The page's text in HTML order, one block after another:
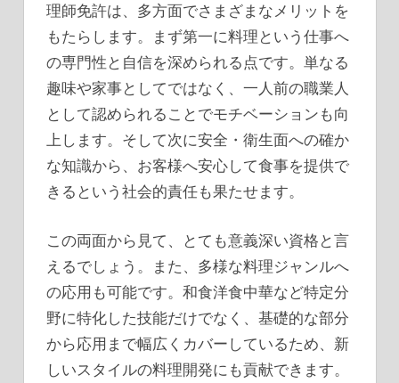
理師免許は、多方面でさまざまなメリットを
もたらします。まず第一に料理という仕事へ
の専門性と自信を深められる点です。単なる
趣味や家事としてではなく、一人前の職業人
として認められることでモチベーションも向
上します。そして次に安全・衛生面への確か
な知識から、お客様へ安心して食事を提供で
きるという社会的責任も果たせます。
この両面から見て、とても意義深い資格と言
えるでしょう。また、多様な料理ジャンルへ
の応用も可能です。和食洋食中華など特定分
野に特化した技能だけでなく、基礎的な部分
から応用まで幅広くカバーしているため、新
しいスタイルの料理開発にも貢献できます。